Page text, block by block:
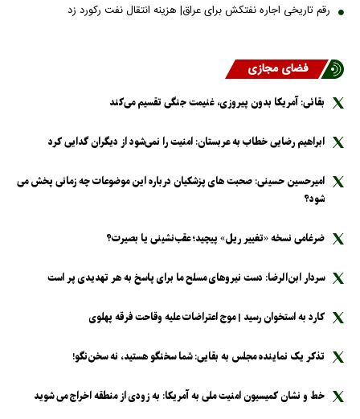
رقم تاریخی اجاره نفتکش برای عراق| هزینه انتقال نفت رکورد زد
فضای مجازی
بقائی: آمریکا بدون پیروزی، غنیمت جنگی تقسیم می‌کند
ابراهیم رضایی خطاب به عربستان: امنیت را نمی‌شود از دیگران گدایی کرد
امیرحسین حسینی: صحبت های پزشکیان درباره این موضوعات چه زمانی پخش می
شود؟
ضرغامی نسخه «تغییر ریل» پیچید؛ عقب‌نشینی یا بصیرت؟
سردار ابن‌الرضا: دست نیرو‌های مسلح ما برای پاسخ به هر تهدیدی پر است
کارد به استخوان رسید | موج اعتراضات علیه وقاحت فرقه پهلوی
تذکر یک نماینده مجلس به بقایی: شما سخنگو هستید، نه سخن‌نگو!
خط و نشان کمیسیون امنیت ملی به آمریکا: به زودی از منطقه اخراج می شوید